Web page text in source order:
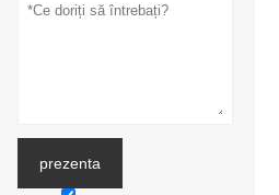
prezenta